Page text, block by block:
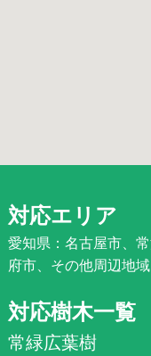
対応エリア
愛知県：名古屋市、
府市、その他周辺地域
対応樹木一覧
常緑広葉樹